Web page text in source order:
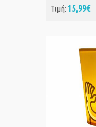
Τιμή: 15,99€